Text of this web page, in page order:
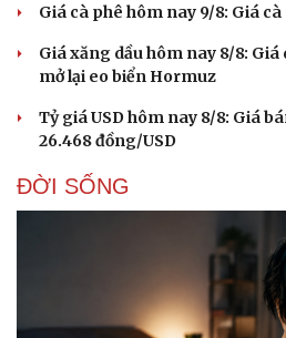
Giá cà phê hôm nay 9/8: Giá
Giá xăng dầu hôm nay 8/8:
mở lại eo biển Hormuz
Tỷ giá USD hôm nay 8/8: Giá
26.468 đồng/USD
ĐỜI SỐNG